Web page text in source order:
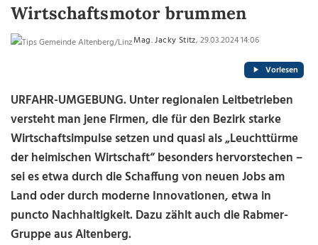
Wirtschaftsmotor brummen
Mag. Jacky Stitz, 29.03.2024 14:06
Vorlesen
URFAHR-UMGEBUNG.Unter regionalen Leitbetrieben
versteht man jene Firmen, die für den Bezirk starke
Wirtschaftsimpulse setzen und quasi als „Leuchttürme
der heimischen Wirtschaft“ besonders hervorstechen –
sei es etwa durch die Schaffung von neuen Jobs am
Land oder durch moderne Innovationen, etwa in
puncto Nachhaltigkeit. Dazu zählt auch die Rabmer-
Gruppe aus Altenberg.